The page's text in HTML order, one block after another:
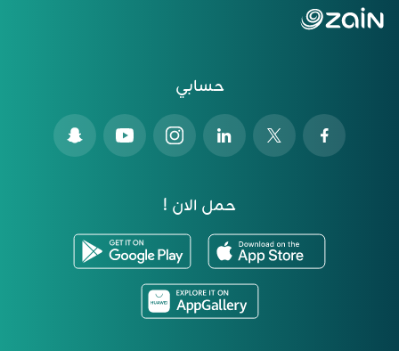
حسابي
حمل الان !